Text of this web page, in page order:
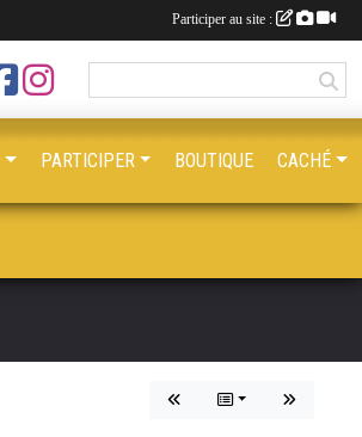
PARTICIPER BOUTIQUE CACHÉ
Participer au site :